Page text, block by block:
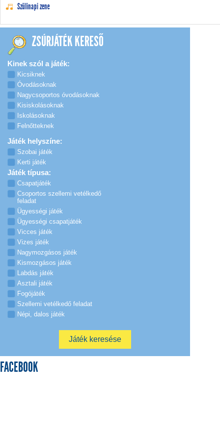
Szülinapi zene
ZSÚRJÁTÉK KERESŐ
Kinek szól a játék:
Kicsiknek
Óvodásoknak
Nagycsoportos óvodásoknak
Kisiskolásoknak
Iskolásoknak
Felnőtteknek
Játék helyszíne:
Szobai játék
Kerti játék
Játék típusa:
Csapatjáték
Csoportos szellemi vetélkedő
feladat
Ügyességi játék
Ügyességi csapatjáték
Vicces játék
Vizes játék
Nagymozgásos játék
Kismozgásos játék
Labdás játék
Asztali játék
Fogójáték
Szellemi vetélkedő feladat
Népi, dalos játék
FACEBOOK